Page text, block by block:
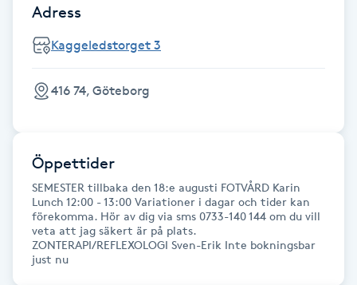
Dermapen
Diamantslipning
Extensions
Extensions borttagning
Eyeliner-tatuering
Adress
Kaggeledstorget 3
416 74, Göteborg
Öppettider
SEMESTER tillbaka den 18:e augusti FOTVÅRD Karin
Lunch 12:00 - 13:00 Variationer i dagar och tider kan
förekomma. Hör av dig via sms 0733-140 144 om du vill
veta att jag säkert är på plats.
ZONTERAPI/REFLEXOLOGI Sven-Erik Inte bokningsbar
just nu